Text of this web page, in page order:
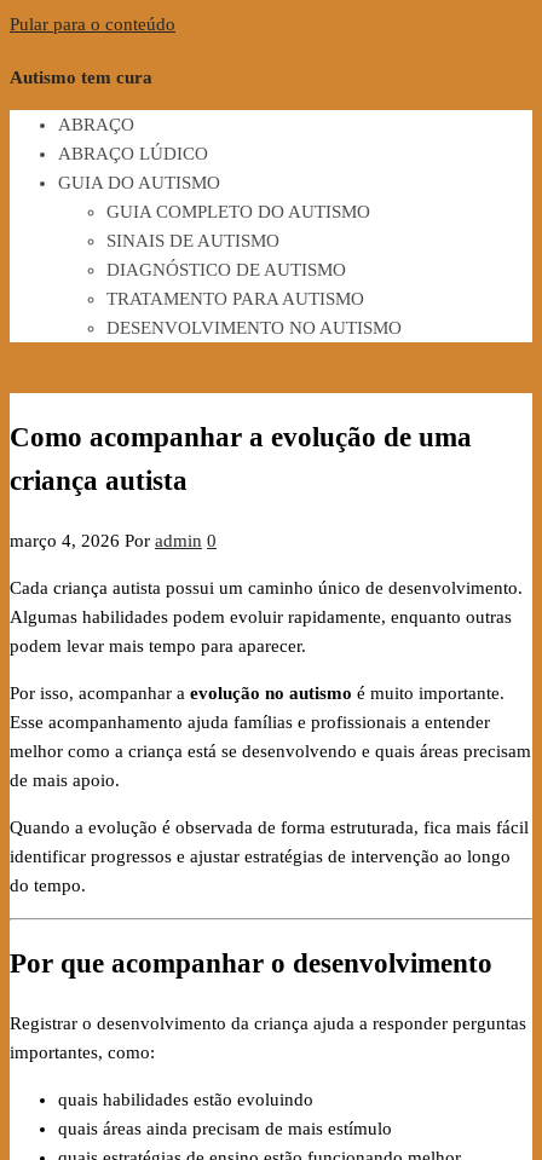
Pular para o conteúdo
Autismo tem cura
ABRAÇO
ABRAÇO LÚDICO
GUIA DO AUTISMO
GUIA COMPLETO DO AUTISMO
SINAIS DE AUTISMO
DIAGNÓSTICO DE AUTISMO
TRATAMENTO PARA AUTISMO
DESENVOLVIMENTO NO AUTISMO
Como acompanhar a evolução de uma
criança autista
março 4, 2026 Por admin 0
Cada criança autista possui um caminho único de desenvolvimento.
Algumas habilidades podem evoluir rapidamente, enquanto outras
podem levar mais tempo para aparecer.
Por isso, acompanhar a evolução no autismo é muito importante.
Esse acompanhamento ajuda famílias e profissionais a entender
melhor como a criança está se desenvolvendo e quais áreas precisam
de mais apoio.
Quando a evolução é observada de forma estruturada, fica mais fácil
identificar progressos e ajustar estratégias de intervenção ao longo
do tempo.
Por que acompanhar o desenvolvimento
Registrar o desenvolvimento da criança ajuda a responder perguntas
importantes, como:
quais habilidades estão evoluindo
quais áreas ainda precisam de mais estímulo